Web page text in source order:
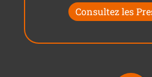
Consultez les